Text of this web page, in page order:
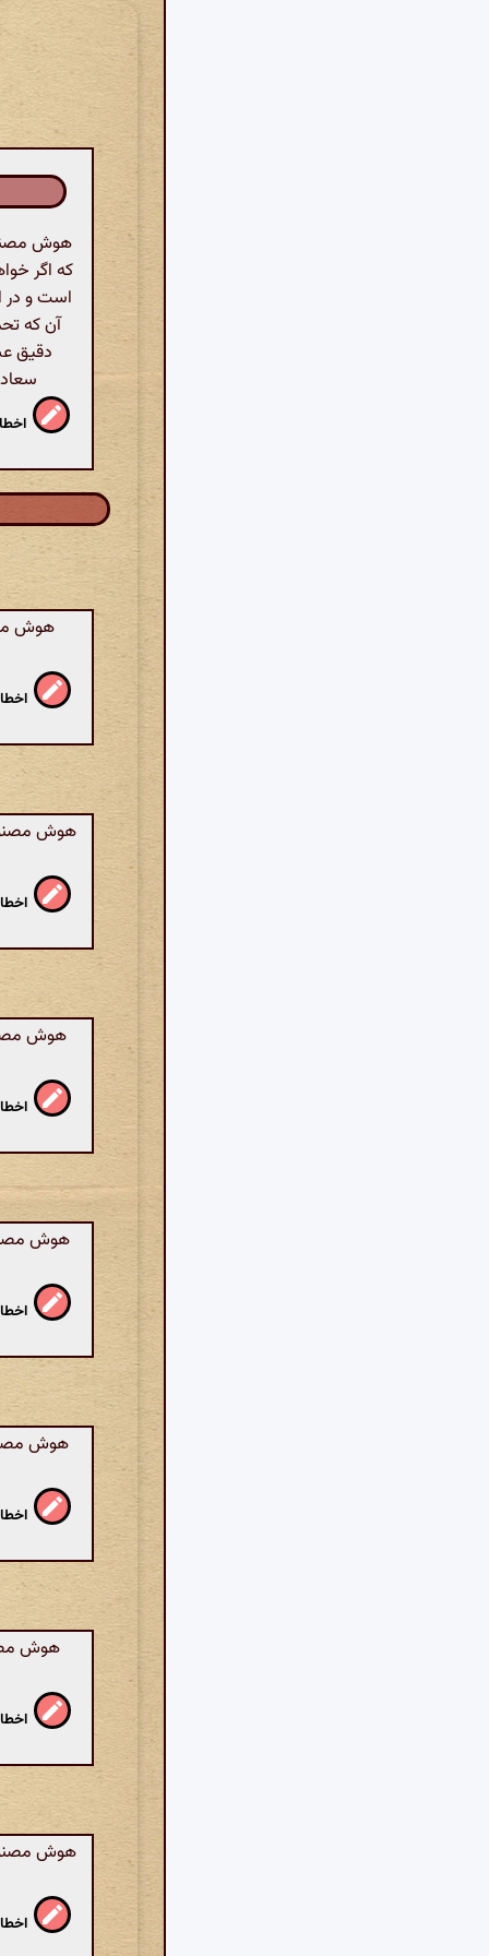
هوش
که اگر
است و در
آن که
دقیق
هوش
هوش
هوش
هوش
هوش
هوش
هوش